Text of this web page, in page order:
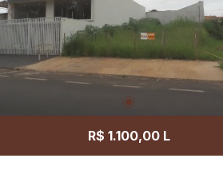
R$ 1.100,00 L